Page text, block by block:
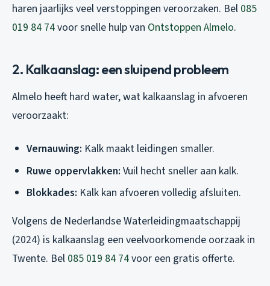
haren jaarlijks veel verstoppingen veroorzaken. Bel 085
019 84 74voor snelle hulp van Ontstoppen Almelo.
2. Kalkaanslag: een sluipend probleem
Almelo heeft hard water, wat kalkaanslag in afvoeren
veroorzaakt:
Vernauwing: Kalk maakt leidingen smaller.
Ruwe oppervlakken: Vuil hecht sneller aan kalk.
Blokkades: Kalk kan afvoeren volledig afsluiten.
Volgens de Nederlandse Waterleidingmaatschappij
(2024) is kalkaanslag een veelvoorkomende oorzaak in
Twente. Bel 085 019 84 74voor een gratis offerte.